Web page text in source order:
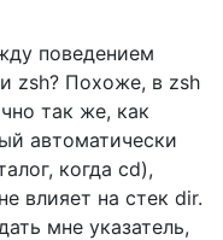
поведением
zsh? Похоже, в zsh
так же, как
автоматически
когда cd),
влияет на стек dir.
мне указатель,